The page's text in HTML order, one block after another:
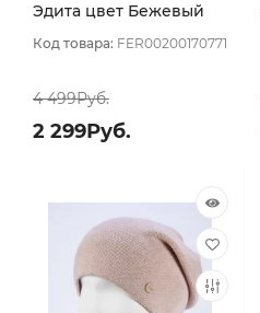
Эдита цвет Бежевый
Код товара: FER00200170771
4 499Руб.
2 299Руб.